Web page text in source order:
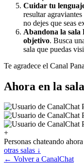
Cuidar tu
resultar
no dejes que seas
Abandona la sala
objetivo. Busca
sala que puedas
Te agradece el Canal
Ahora en la sala
+
Personas chateando
otras salas ↓
← Volver a CanalChat